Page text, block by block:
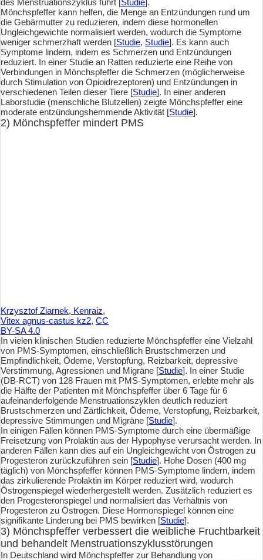
des Menstruationszyklus führt [ Studie ].
Mönchspfeffer kann helfen, die Menge an Entzündungen rund um
die Gebärmutter zu reduzieren, indem diese hormonellen
Ungleichgewichte normalisiert werden, wodurch die Symptome
weniger schmerzhaft werden [Studie, Studie]. Es kann auch
Symptome lindern, indem es Schmerzen und Entzündungen
reduziert. In einer Studie an Ratten reduzierte eine Reihe von
Verbindungen in Mönchspfeffer die Schmerzen (möglicherweise
durch Stimulation von Opioidrezeptoren) und Entzündungen in
verschiedenen Teilen dieser Tiere [Studie]. In einer anderen
Laborstudie (menschliche Blutzellen) zeigte Mönchspfeffer eine
moderate entzündungshemmende Aktivität [Studie].
2) Mönchspfeffer mindert PMS
Krzysztof Ziarnek, Kenraiz,
Vitex agnus-castus kz2, CC
BY-SA 4.0
In vielen klinischen Studien reduzierte Mönchspfeffer eine Vielzahl
von PMS-Symptomen, einschließlich Brustschmerzen und
Empfindlichkeit, Ödeme, Verstopfung, Reizbarkeit, depressive
Verstimmung, Agressionen und Migräne [Studie]. In einer Studie
(DB-RCT) von 128 Frauen mit PMS-Symptomen, erlebte mehr als
die Hälfte der Patienten mit Mönchspfeffer über 6 Tage für 6
aufeinanderfolgende Menstruationszyklen deutlich reduziert
Brustschmerzen und Zärtlichkeit, Ödeme, Verstopfung, Reizbarkeit,
depressive Stimmungen und Migräne [Studie].
In einigen Fällen können PMS-Symptome durch eine übermäßige
Freisetzung von Prolaktin aus der Hypophyse verursacht werden. In
anderen Fällen kann dies auf ein Ungleichgewicht von Östrogen zu
Progesteron zurückzuführen sein [Studie]. Hohe Dosen (400 mg
täglich) von Mönchspfeffer können PMS-Symptome lindern, indem
das zirkulierende Prolaktin im Körper reduziert wird, wodurch
Östrogenspiegel wiederhergestellt werden. Zusätzlich reduziert es
den Progesteronspiegel und normalisiert das Verhältnis von
Progesteron zu Östrogen. Diese Hormonspiegel können eine
signifikante Linderung bei PMS bewirken [Studie].
3) Mönchspfeffer verbessert die weibliche Fruchtbarkeit
und behandelt Menstruationszyklusstörungen
In Deutschland wird Mönchspfeffer zur Behandlung von